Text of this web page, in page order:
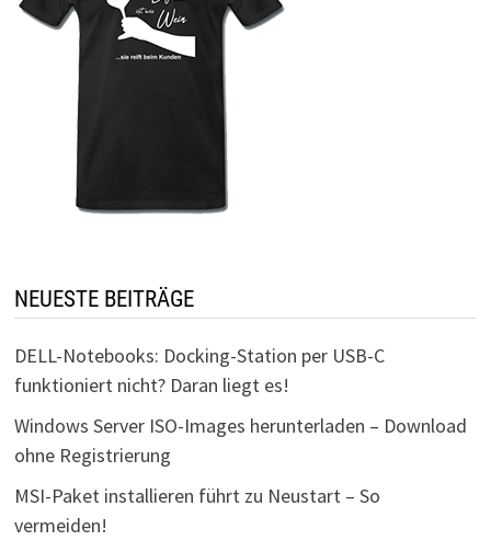
NEUESTE BEITRÄGE
DELL-Notebooks: Docking-Station per USB-C
funktioniert nicht? Daran liegt es!
Windows Server ISO-Images herunterladen – Download
ohne Registrierung
MSI-Paket installieren führt zu Neustart – So
vermeiden!